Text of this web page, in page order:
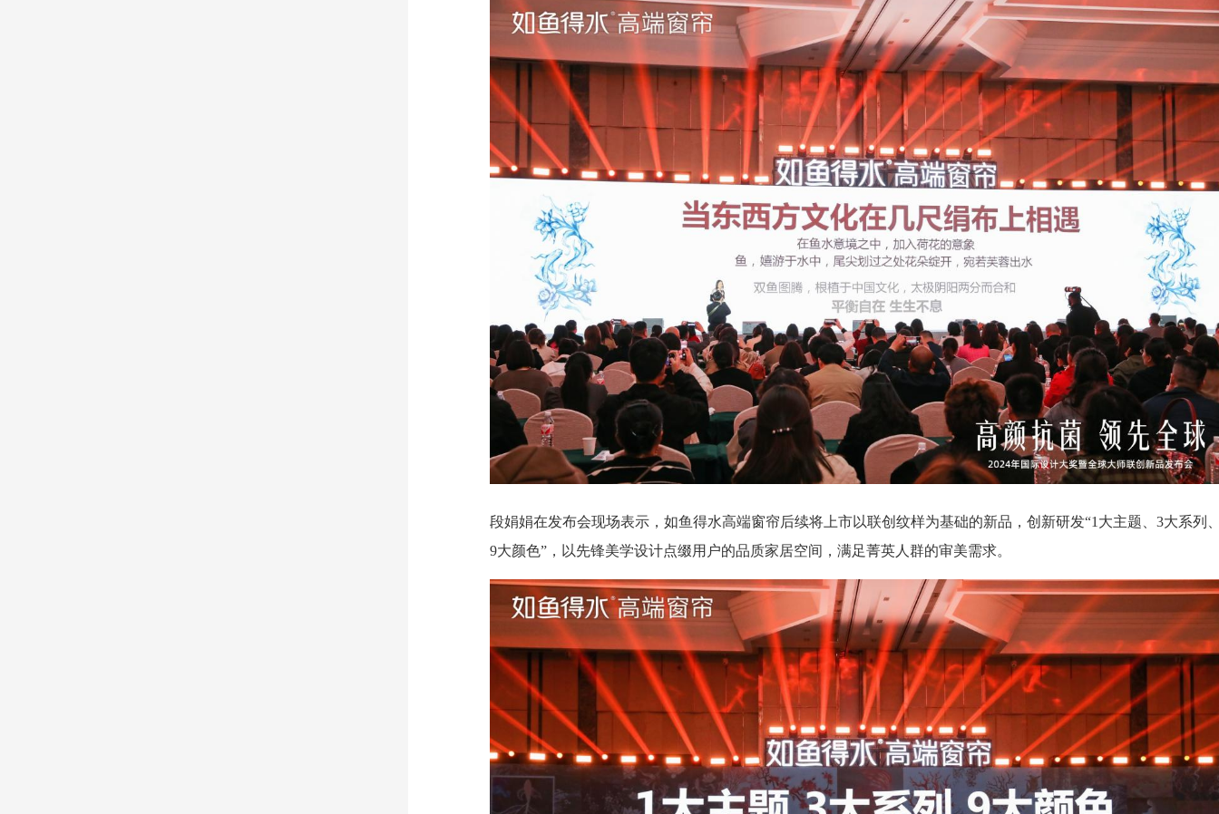
段娟娟在发布会现场表示，如鱼得水高端窗帘后续将上市以联创纹样为基础的新品，创新研发“1大主题、3大系列
9大颜色”，以先锋美学设计点缀用户的品质家居空间，满足菁英人群的审美需求。